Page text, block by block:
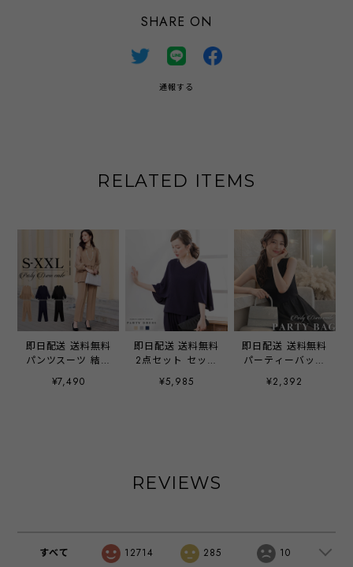
SHARE ON
通報する
RELATED ITEMS
即日配送 送料無料
パンツスーツ 結婚
式 セレモニースー
ツ 七五三 入園式
ゃれ コーデ 春 夏
秋 冬 emile0356
¥7,490
即日配送 送料無料
2点セット セット
アップ ケープ型ブ
ラウス パーティー
ダル ウェディング
OL オフィス ワン
イズ お呼ばれ ド
レス emile0117
¥5,985
即日配送 送料無料
パーティーバッグ
パーティー バッグ
ハンドバッグ
¥2,392
REVIEWS
すべて 12714 285 10